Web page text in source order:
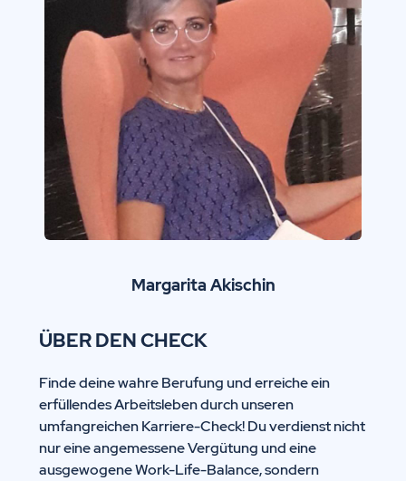
Margarita Akischin
ÜBER DEN CHECK
Finde deine wahre Berufung und erreiche ein
erfüllendes Arbeitsleben durch unseren
umfangreichen Karriere-Check! Du verdienst nicht
nur eine angemessene Vergütung und eine
ausgewogene Work-Life-Balance, sondern